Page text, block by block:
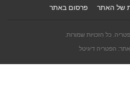
של האתר
פרסום באתר
הפטריה דיגיטל